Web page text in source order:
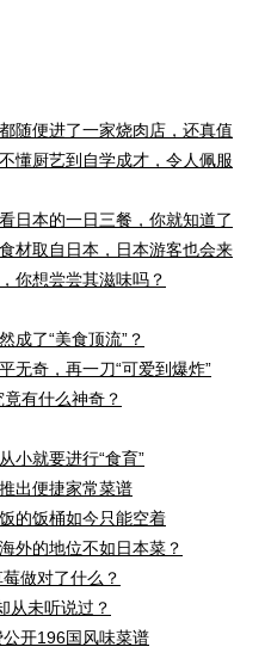
随便进了一家烧肉店，还真值
懂厨艺到自学成才，令人佩服
日本的一日三餐，你就知道了
材取自日本，日本游客也会来
你想尝尝其滋味吗？
成了“美食顶流”？
无奇，再一刀“可爱到爆炸”
有什么神奇？
小就要进行“食育”
出便捷家常菜谱
的饭桶如今只能空着
外的地位不如日本菜？
做对了什么？
从未听说过？
开196国风味菜谱